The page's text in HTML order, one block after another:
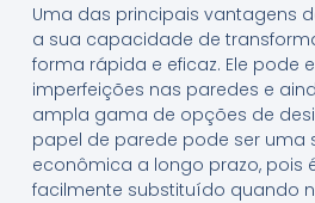
Uma das principais vantagens
a sua capacidade de
forma rápida e eficaz. Ele pode
imperfeições nas paredes e
ampla gama de opções de
papel de parede pode ser uma
econômica a longo prazo, pois
facilmente substituído quando